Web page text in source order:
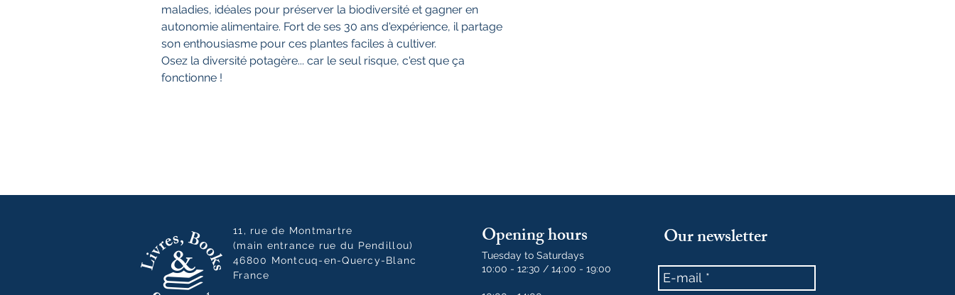
maladies, idéales pour préserver la biodiversité et gagner en
autonomie alimentaire. Fort de ses 30 ans d'expérience, il partage
son enthousiasme pour ces plantes faciles à cultiver.
Osez la diversité potagère... car le seul risque, c'est que ça
fonctionne !
11, rue de Montmartre
(main entrance rue du Pendillou)
46800 Montcuq-en-Quercy-Blanc
France
Opening hours
Tuesday to Saturdays
10:00 - 12:30 / 14:00 - 19:00
Our newsletter